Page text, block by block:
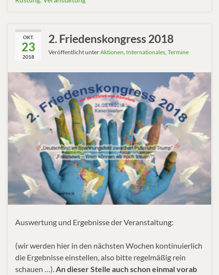
OKT.
23
2018
2. Friedenskongress 2018
Veröffentlicht unterAktionen, Internationales, Termine
Auswertung und Ergebnisse der Veranstaltung:
(wir werden hier in den nächsten Wochen kontinuierlich
die Ergebnisse einstellen, also bitte regelmäßig rein
schauen …).An dieser Stelle auch schon einmal vorab